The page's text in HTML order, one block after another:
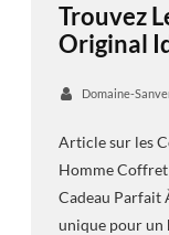
Trouvez
Original
Domaine-
Article sur les
Homme
Cadeau Parfait
unique pour un